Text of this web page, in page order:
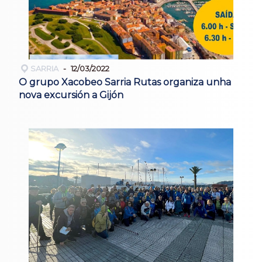
SARRIA 12/03/2022
O grupo Xacobeo Sarria Rutas organiza unha
nova excursión a Gijón